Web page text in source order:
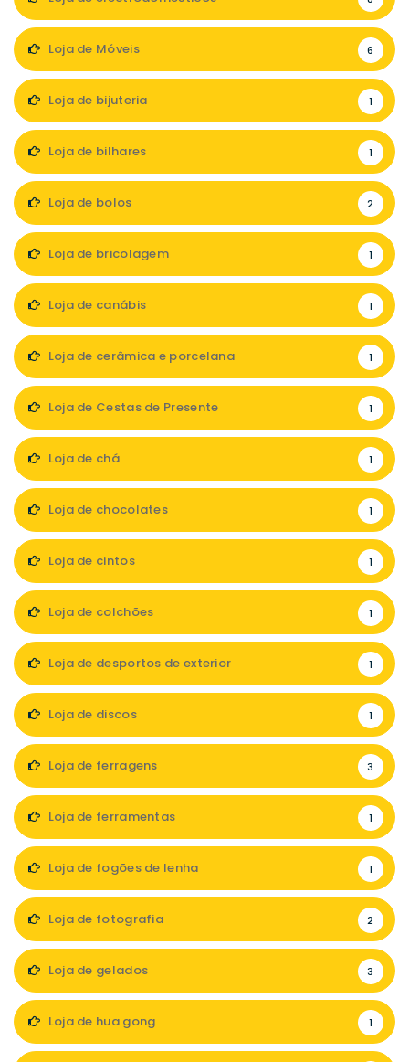
Loja de Móveis 6
Loja de bijuteria 1
Loja de bilhares 1
Loja de bolos 2
Loja de bricolagem 1
Loja de canábis 1
Loja de cerâmica e porcelana 1
Loja de Cestas de Presente 1
Loja de chá 1
Loja de chocolates 1
Loja de cintos 1
Loja de colchões 1
Loja de desportos de exterior 1
Loja de discos 1
Loja de ferragens 3
Loja de ferramentas 1
Loja de fogões de lenha 1
Loja de fotografia 2
Loja de gelados 3
Loja de hua gong 1